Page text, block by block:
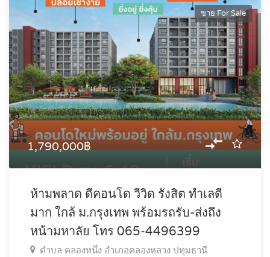
ขาย For Sale
1,790,000฿
ห้ามพลาด ดีคอนโด วีวิด รังสิต ทำเลดี
มาก ใกล้ ม.กรุงเทพ พร้อมรถรับ-ส่งถึง
หน้ามหาลัย โทร 065-4496399
ตำบล คลองหนึ่ง อำเภอคลองหลวง ปทุมธานี